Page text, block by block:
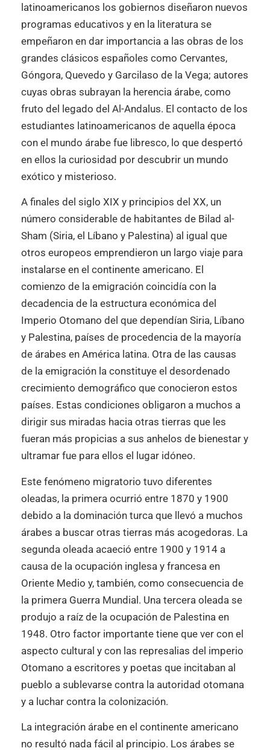
latinoamericanos los gobiernos diseñaron nuevos
programas educativos y en la literatura se
empeñaron en dar importancia a las obras de los
grandes clásicos españoles como Cervantes,
Góngora, Quevedo y Garcilaso de la Vega; autores
cuyas obras subrayan la herencia árabe, como
fruto del legado del Al-Andalus. El contacto de los
estudiantes latinoamericanos de aquella época
con el mundo árabe fue libresco, lo que despertó
en ellos la curiosidad por descubrir un mundo
exótico y misterioso.
A finales del siglo XIX y principios del XX, un
número considerable de habitantes de Bilad al-
Sham (Siria, el Líbano y Palestina) al igual que
otros europeos emprendieron un largo viaje para
instalarse en el continente americano. El
comienzo de la emigración coincidía con la
decadencia de la estructura económica del
Imperio Otomano del que dependían Siria, Líbano
y Palestina, países de procedencia de la mayoría
de árabes en América latina. Otra de las causas
de la emigración la constituye el desordenado
crecimiento demográfico que conocieron estos
países. Estas condiciones obligaron a muchos a
dirigir sus miradas hacia otras tierras que les
fueran más propicias a sus anhelos de bienestar y
ultramar fue para ellos el lugar idóneo.
Este fenómeno migratorio tuvo diferentes
oleadas, la primera ocurrió entre 1870 y 1900
debido a la dominación turca que llevó a muchos
árabes a buscar otras tierras más acogedoras. La
segunda oleada acaeció entre 1900 y 1914 a
causa de la ocupación inglesa y francesa en
Oriente Medio y, también, como consecuencia de
la primera Guerra Mundial. Una tercera oleada se
produjo a raíz de la ocupación de Palestina en
1948. Otro factor importante tiene que ver con el
aspecto cultural y con las represalias del imperio
Otomano a escritores y poetas que incitaban al
pueblo a sublevarse contra la autoridad otomana
y a luchar contra la colonización.
La integración árabe en el continente americano
no resultó nada fácil al principio. Los árabes se